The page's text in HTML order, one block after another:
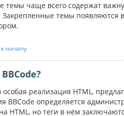
темы чаще всего содержат
Закрепленные темы появляются
началу
особая реализация HTML,
BBCode определяется
HTML, но теги в нём